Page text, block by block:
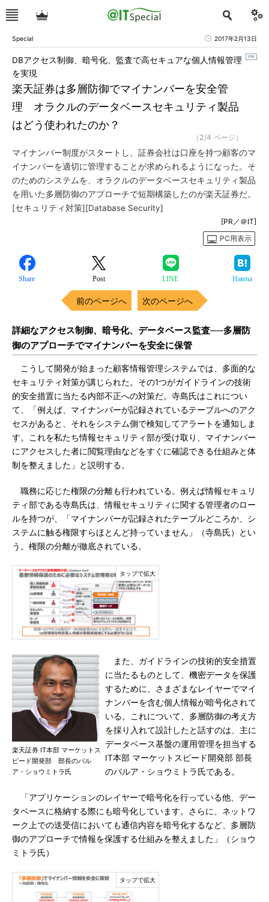
Special 2017年2月13日
楽天証券は多層防御でマイナンバーを安全管
理 オラクルのデータベースセキュリティ製品
はどう使われたのか？
DBアクセス制御、暗号化、監査で高セキュアな個人情報管理
を実現
（2/4 ページ）
マイナンバー制度がスタートし、証券会社は口座を持つ顧客のマ
イナンバーを適切に管理することが求められるようになった。そ
のためのシステムを、オラクルのデータベースセキュリティ製品
を用いた多層防御のアプローチで短期構築したのが楽天証券だ。
[セキュリティ対策][Database Security]
[PR／＠IT]
PC用表示
Share Post LINE Hatena
前のページへ 次のページへ
詳細なアクセス制御、暗号化、データベース監査──多層防
御のアプローチでマイナンバーを安全に保管
こうして開発が始まった顧客情報管理システムでは、多面的な
セキュリティ対策が講じられた。その1つがガイドラインの技術
的安全措置に当たる内部不正への対策だ。寺島氏はこれについ
て、「例えば、マイナンバーが記録されているテーブルへのアク
セスがあると、それをシステム側で検知してアラートを通知しま
す。これを私たち情報セキュリティ部が受け取り、マイナンバー
にアクセスした者に閲覧理由などをすぐに確認できる仕組みと体
制を整えました」と説明する。
職務に応じた権限の分離も行われている。例えば情報セキュリ
ティ部である寺島氏は、情報セキュリティに関する管理者のロー
ルを持つが、「マイナンバーが記録されたテーブルどころか、シ
ステムに触る権限すらほとんど持っていません」（寺島氏）とい
う。権限の分離が徹底されている。
楽天証券 IT本部 マーケットス
ピード開発部 部長のバル
ア・ショウミトラ氏
また、ガイドラインの技術的安全措置
に当たるものとして、機密データを保護
するために、さまざまなレイヤーでマイ
ナンバーを含む個人情報が暗号化されて
いる。これについて、多層防御の考え方
を採り入れて設計したと話すのは、主に
データベース基盤の運用管理を担当する
IT本部 マーケットスピード開発部 部長
のバルア・ショウミトラ氏である。
「アプリケーションのレイヤーで暗号化を行っている他、デー
タベースに格納する際にも暗号化しています。さらに、ネットワ
ーク上での送受信においても通信内容を暗号化するなど、多層防
御のアプローチで情報を保護する仕組みを整えました」（ショウ
ミトラ氏）